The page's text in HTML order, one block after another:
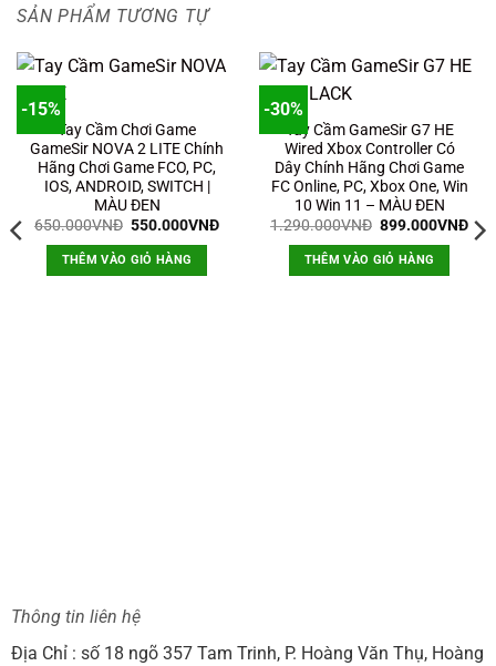
SẢN PHẨM TƯƠNG TỰ
-15%
Tay Cầm Chơi Game
GameSir NOVA 2 LITE Chính
Hãng Chơi Game FCO, PC,
IOS, ANDROID, SWITCH |
MÀU ĐEN
650.000VNĐ Giá
là:
650.000VNĐ.
550.000VNĐGiá
550.000VNĐ.
THÊM VÀO GIỎ HÀNG
-30%
Tay Cầm GameSir G7 HE
Wired Xbox Controller Có
Dây Chính Hãng Chơi Game
FC Online, PC, Xbox One, Win
10 Win 11 – MÀU ĐEN
1.290.000VNĐ Giá
là:
1.290.000VNĐ.
899.000VNĐGiá
hiện
THÊM VÀO GIỎ HÀNG
Thông tin liên hệ
Địa Chỉ : số 18 ngõ 357 Tam Trinh, P. Hoàng Văn Thụ, Hoàng